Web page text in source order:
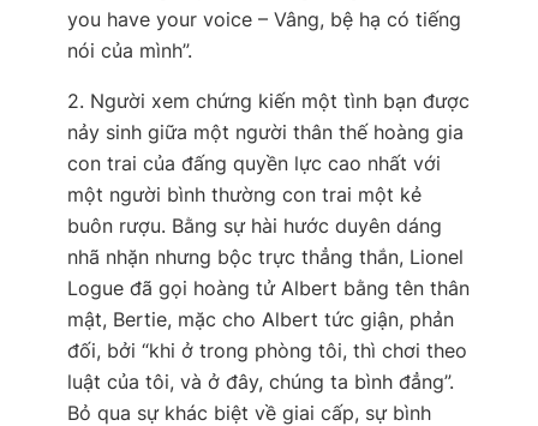
you have your voice – Vâng, bệ hạ có tiếng
nói của mình”.
2. Người xem chứng kiến một tình bạn được
nảy sinh giữa một người thân thế hoàng gia
con trai của đấng quyền lực cao nhất với
một người bình thường con trai một kẻ
buôn rượu. Bằng sự hài hước duyên dáng
nhã nhặn nhưng bộc trực thẳng thắn, Lionel
Logue đã gọi hoàng tử Albert bằng tên thân
mật, Bertie, mặc cho Albert tức giận, phản
đối, bởi “khi ở trong phòng tôi, thì chơi theo
luật của tôi, và ở đây, chúng ta bình đẳng”.
Bỏ qua sự khác biệt về giai cấp, sự bình